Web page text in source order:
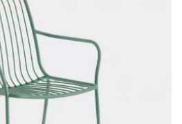
geribbelde rugleuning en zitting,
en een lichte en luchtige indruk
Minimale afname 2 stuks
Perfect voor buitengebruik.